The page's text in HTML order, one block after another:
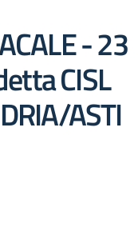
- 23
CISL
ASTI